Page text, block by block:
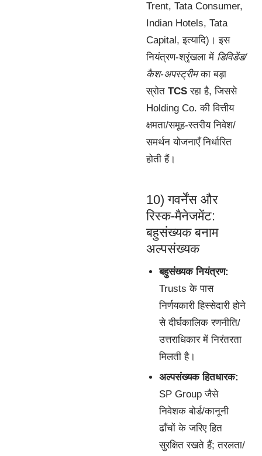
Trent, Tata Consumer,
Indian Hotels, Tata
Capital, इत्यादि)। इस
नियंत्रण-श्रृंखला में डिविडेंड/
कैश-अपस्ट्रीमका बड़ा
स्रोत TCS रहा है, जिससे
Holding Co. की वित्तीय
क्षमता/समूह-स्तरीय निवेश/
समर्थन योजनाएँ निर्धारित
होती हैं।
10) गवर्नेंस और
रिस्क-मैनेजमेंट:
बहुसंख्यक बनाम
अल्पसंख्यक
बहुसंख्यक नियंत्रण:
Trusts के पास
निर्णयकारी हिस्सेदारी होने
से दीर्घकालिक रणनीति/
उत्तराधिकार में निरंतरता
मिलती है।
अल्पसंख्यक हितधारक:
SP Group जैसे
निवेशक बोर्ड/कानूनी
ढाँचों के जरिए हित
सुरक्षित रखते हैं; तरलता/